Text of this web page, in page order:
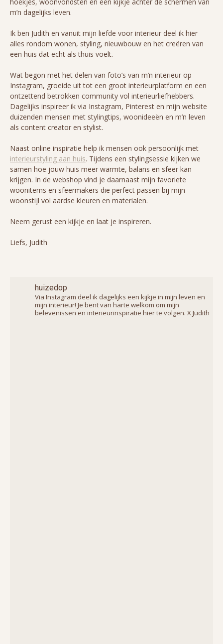
m’n dagelijks leven.
Ik ben Judith en vanuit mijn liefde voor interieur deel ik hier
alles rondom wonen, styling, nieuwbouw en het creëren van
een huis dat echt als thuis voelt.
Wat begon met het delen van foto’s van m’n interieur op
Instagram, groeide uit tot een groot interieurplatform en een
ontzettend betrokken community vol interieurliefhebbers.
Dagelijks inspireer ik via Instagram, Pinterest en mijn website
duizenden mensen met stylingtips, woonideeën en m’n leven
als content creator en stylist.
Naast online inspiratie help ik mensen ook persoonlijk met
interieurstyling aan huis. Tijdens een stylingsessie kijken we
samen hoe jouw huis meer warmte, balans en sfeer kan
krijgen. In de webshop vind je daarnaast mijn favoriete
woonitems en sfeermakers die perfect passen bij mijn
woonstijl vol aardse kleuren en materialen.
Neem gerust een kijkje en laat je inspireren.
Liefs, Judith
huizedop
Via Instagram deel ik dagelijks een kijkje in mijn leven en
mijn interieur! Je bent van harte welkom om mijn
belevenissen en interieurinspiratie hier te volgen. X Judith